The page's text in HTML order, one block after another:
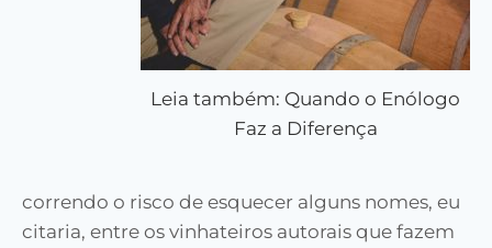
Leia também: Quando o Enólogo
Faz a Diferença
correndo o risco de esquecer alguns nomes, eu
citaria, entre os vinhateiros autorais que fazem